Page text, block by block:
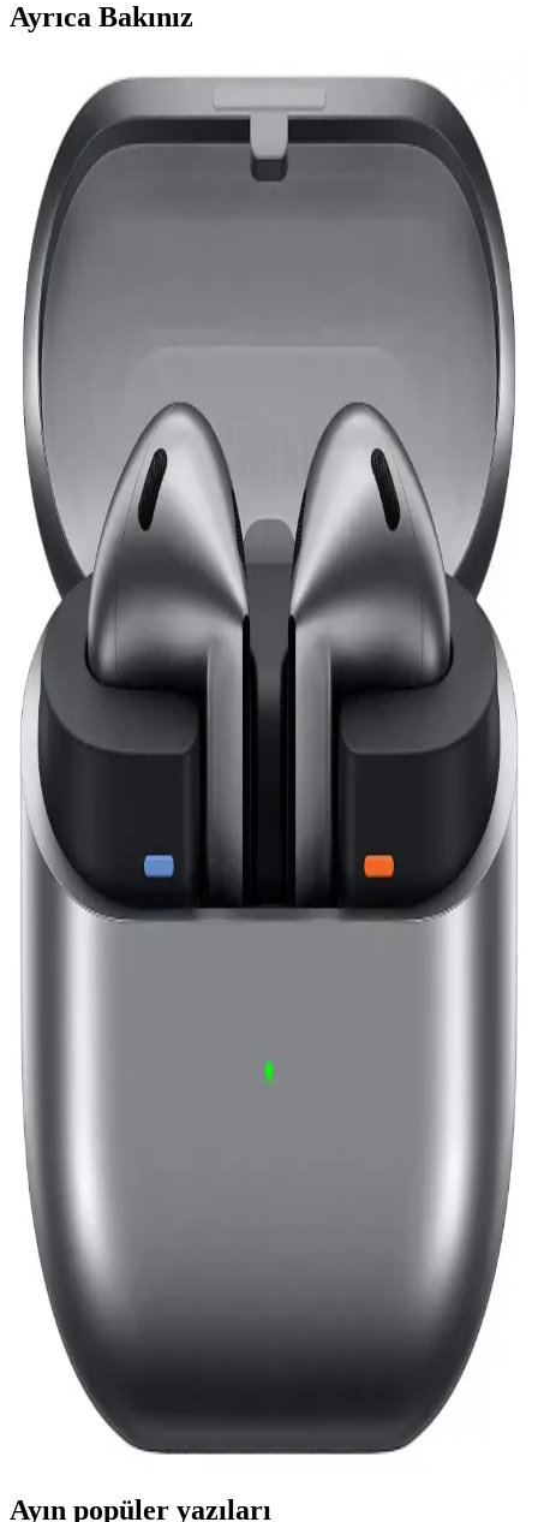
Ayrıca Bakınız
Sony WF-1000XM6 Kulaklıkların Onarılabilirliği
ve Dayanıklılık İncelemesi
Sony WF-1000XM6 kulaklıkların lehimlenmiş batarya bağlantıları
ve yapıştırıcı kullanımı onarımı zorlaştırıyor. Kullanıcı deneyimleri
dayanıklılığın 1-2 yıl arasında olduğunu gösteriyor, bu da çevresel
kaygıları artırıyor.
Anker Soundcore Q45 Kulaklık: Gelişmiş Ses
Kalitesi ve Uzun Pil Ömrü ile Yeni Deneyim
Anker Soundcore Q45, yüksek ses kalitesi, aktif gürültü engelleme,
uzun pil ömrü ve konforlu tasarımıyla öne çıkan kablosuz kulaklık.
Günlük kullanım ve seyahatlerinizde üstün performans sağlar.
Soundcore Space A40: Yüksek Ses Kalitesi ve
Gürültü Engelleme Özellikleriyle Kablosuz Kulaklık
Soundcore Space A40, yüksek ses kalitesi, aktif gürültü engelleme
ve uzun pil ömrü ile günlük kullanım için ideal kablosuz kulaklık
seçeneği sunuyor.
Soundcore Q45 Kulaklık İncelemesi: Ses Kalitesi ve
Teknolojik Özellikler
Soundcore Q45, yüksek ses kalitesi, aktif gürültü engelleme ve uzun
pil ömrü ile öne çıkan kablosuz kulaklık. Konforlu tasarımı ve
gelişmiş bağlantı özellikleriyle günlük kullanım için ideal.
ELROND A+ ve Mor A Kalite Çocuk
Kulaklıklarının Detaylı Karşılaştırması
ELROND A+ ve Mor A çocuk kulaklıkları, tasarım, bağlantı ve
kullanım süreleri açısından karşılaştırıldı. Ses kalitesi ve kullanıcı
yorumlarıyla en iyi seçeneği belirlemek mümkün.
Kulak İçi Kulaklık Seçerken Dikkat Edilmesi
UBL Kulaklıklar: Yüksek Ses Kalitesi ve
Dayanıklılığıyla Elektronik Dünyasında Öne
Çıkıyor
UBL kulaklıklar, yüksek ses kalitesi, ergonomik tasarım ve gelişmiş
teknolojik özellikleriyle modern elektronik ürünler arasında öne
çıkıyor. Kablosuz ve dayanıklı modelleriyle kullanıcıların beğenisini
kazanıyor.
Samsung Galaxy Buds Serisi: Kablosuz Kulaklık
Teknolojisinde Yenilikler ve Fırsatlar
Samsung Galaxy Buds serisi, şık tasarım ve gelişmiş özellikleriyle
kablosuz müzik deneyiminizi üst seviyeye taşıyor. Farklı modeller
ve fiyat seçenekleriyle her ihtiyaca uygun çözümler sunuyor.
Ayın popüler yazıları